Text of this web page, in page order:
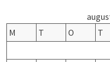
M
T O T